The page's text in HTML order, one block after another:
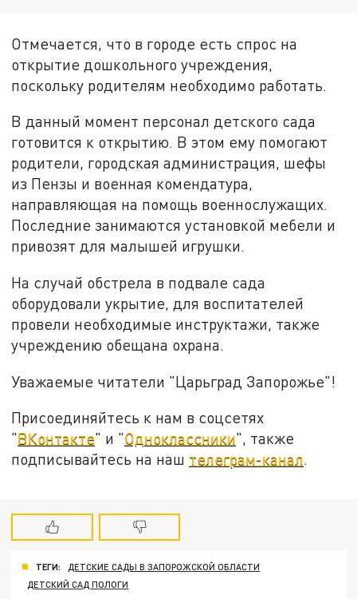
Отмечается, что в городе есть спрос на
открытие дошкольного учреждения,
поскольку родителям необходимо работать.
В данный момент персонал детского сада
готовится к открытию. В этом ему помогают
родители, городская администрация, шефы
из Пензы и военная комендатура,
направляющая на помощь военнослужащих.
Последние занимаются установкой мебели и
привозят для малышей игрушки.
На случай обстрела в подвале сада
оборудовали укрытие, для воспитателей
провели необходимые инструктажи, также
учреждению обещана охрана.
Уважаемые читатели "Царьград Запорожье"!
Присоединяйтесь к нам в соцсетях
"ВКонтакте" и "Одноклассники", также
подписывайтесь на наш телеграм-канал.
ТЕГИ:
ДЕТСКИЕ САДЫ В ЗАПОРОЖСКОЙ ОБЛАСТИ
ДЕТСКИЙ САД ПОЛОГИ